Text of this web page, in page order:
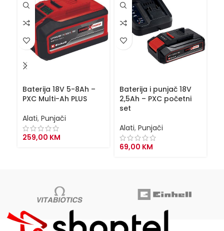
Baterija 18V 5-8Ah –
PXC Multi-Ah PLUS
Alati, Punjači
259,00 KM
Baterija i punjač 18V
2,5Ah – PXC početni
set
Alati, Punjači
69,00 KM